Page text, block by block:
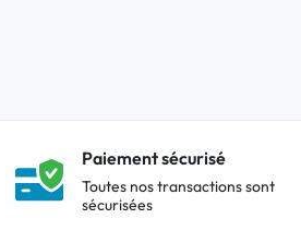
Paiement sécurisé
Toutes nos transactions sont
sécurisées